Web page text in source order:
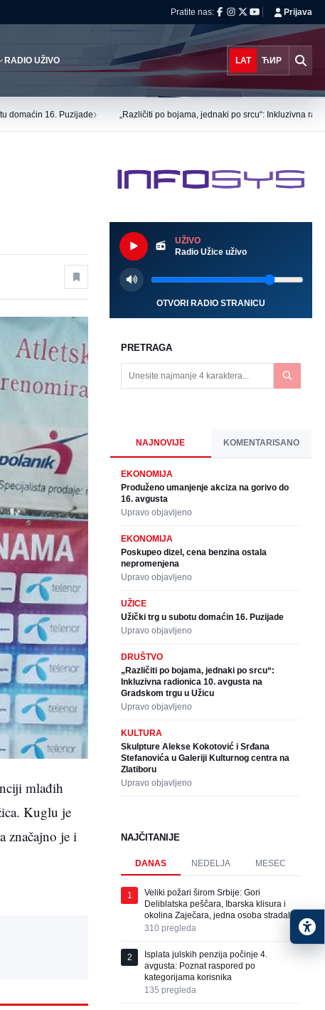
Pratite nas: Prijava
RADIO UŽIVO LAT ЋИР
domaćin 16. Puzijade› „Različiti po bojama, jednaki po srcu“: Inkluzivna
mlađih
Kuglu je
značajno je i
UŽIVO
Radio Užice uživo
OTVORI RADIO STRANICU
PRETRAGA
NAJNOVIJE KOMENTARISANO
EKONOMIJA
Produženo umanjenje akciza na gorivo do
16. avgusta
Upravo objavljeno
EKONOMIJA
Poskupeo dizel, cena benzina ostala
nepromenjena
Upravo objavljeno
UŽICE
Užički trg u subotu domaćin 16. Puzijade
Upravo objavljeno
DRUŠTVO
„Različiti po bojama, jednaki po srcu“:
Inkluzivna radionica 10. avgusta na
Gradskom trgu u Užicu
Upravo objavljeno
KULTURA
Skulpture Alekse Kokotović i Srđana
Stefanovića u Galeriji Kulturnog centra na
Zlatiboru
Upravo objavljeno
NAJČITANIJE
DANAS NEDELJA MESEC
1
Veliki požari širom Srbije: Gori
Deliblatska peščara, Ibarska klisura i
okolina Zaječara, jedna osoba stradala
310 pregleda
2
Isplata julskih penzija počinje 4.
avgusta: Poznat raspored po
kategorijama korisnika
135 pregleda